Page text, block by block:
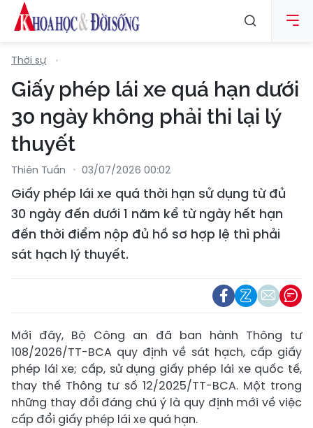
Thời sự
Giấy phép lái xe quá hạn dưới
30 ngày không phải thi lại lý
thuyết
Thiên Tuấn 03/07/2026 00:02
Giấy phép lái xe quá thời hạn sử dụng từ đủ
30 ngày đến dưới 1 năm kể từ ngày hết hạn
đến thời điểm nộp đủ hồ sơ hợp lệ thì phải
sát hạch lý thuyết.
Mới đây, Bộ Công an đã ban hành Thông tư
108/2026/TT-BCA quy định về sát hạch, cấp giấy
phép lái xe; cấp, sử dụng giấy phép lái xe quốc tế,
thay thế Thông tư số 12/2025/TT-BCA. Một trong
những thay đổi đáng chú ý là quy định mới về việc
cấp đổi giấy phép lái xe quá hạn.